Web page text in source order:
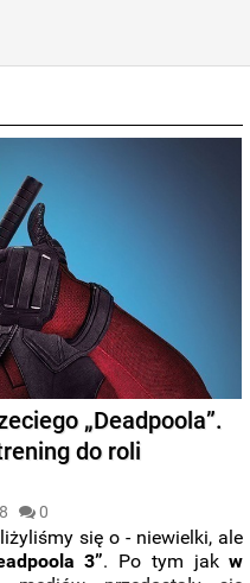
„Deadpoola”.
do roli
0
się o - niewielki, ale
3”. Po tym jakw